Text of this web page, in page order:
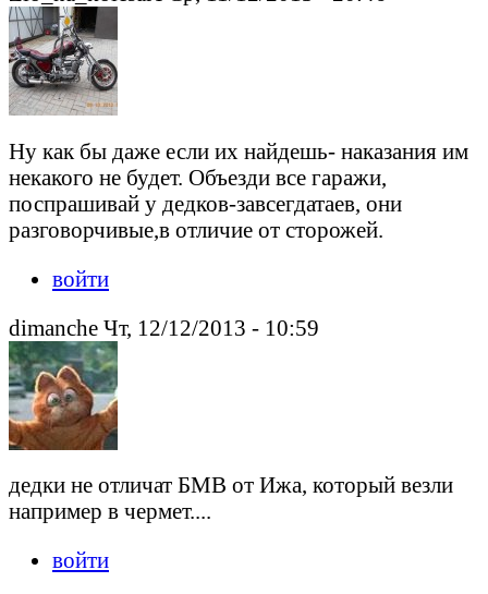
Ну как бы даже если их найдешь- наказания им
некакого не будет. Объезди все гаражи,
поспрашивай у дедков-завсегдатаев, они
разговорчивые,в отличие от сторожей.
войти
dimanche Чт, 12/12/2013 - 10:59
дедки не отличат БМВ от Ижа, который везли
например в чермет....
войти